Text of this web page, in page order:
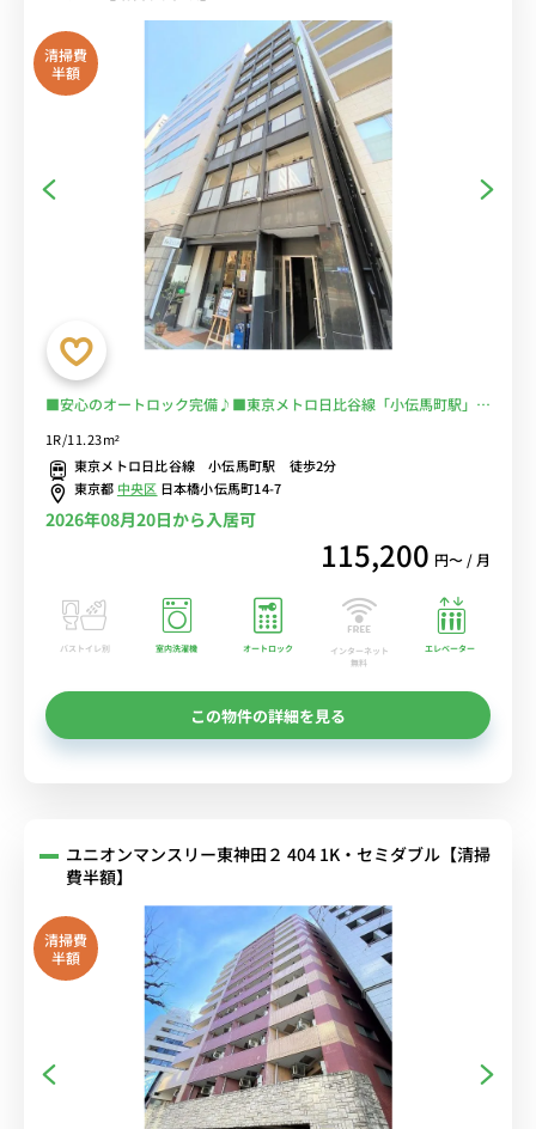
清掃費
半額
■安心のオートロック完備♪■東京メトロ日比谷線「小伝馬町駅」徒
1R/11.23m²
東京メトロ日比谷線 小伝馬町駅 徒歩2分
東京都 中央区 日本橋小伝馬町14-7
2026年08月20日から入居可
115,200 円〜 / 月
バストイレ別 室内洗濯機 オートロック
インターネット
無料
エレベーター
この物件の詳細を見る
ユニオンマンスリー東神田２ 404 1K・セミダブル【清掃
費半額】
清掃費
半額